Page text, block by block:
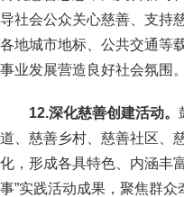
导社会公众关心慈善、支持
各地城市地标、公共交通等
事业发展营造良好社会氛围。
12.深化慈善创建活动。
道、慈善乡村、慈善社区、
化，形成各具特色、内涵丰
事”实践活动成果，聚焦群